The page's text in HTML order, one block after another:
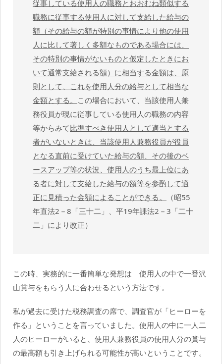
従事している使用人の職務とおおむね類似する
職務に従事する使用人に対して支給した給与の
額（その給与の額が特別の事情により他の使用
人に比して著しく多額なものである場合には、
その特別の事情がないものと仮定したときにお
いて通常支給される額）に相当する金額は、原
則として、これを使用人分の給与として相当な
金額とする。 この場合において、当該使用人兼
務役員が現に従事している使用人の職務の内容
等からみて比準すべき使用人として適当とする
者がいないときは、当該使用人兼務役員が役員
となる直前に受けていた給与の額、その後のベ
ースアップ等の状況、使用人のうち最上位にあ
る者に対して支給した給与の額等を参酌して適
正に見積った金額によることができる。
（昭55
年直法2－8「三十二」、平19年課法2－3「二十
二」により改正）
この時、実務的に一番簡単な発想は 使用人の中で一番沢
山賞与をもらう人に合わせるという方法です。
私が過去に受けた税務調査の席で、調査官が「ヒーローを
作る」ということを言っていました。使用人の中に一人二
人のヒーローがいると、使用人兼務役員の使用人分の賞与
の最高額も引き上げられる可能性が高いということです。